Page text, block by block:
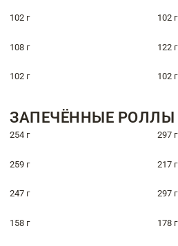
102 г 102 г
108 г 122 г
102 г 102 г
ЗАПЕЧЁННЫЕ РОЛЛЫ
254 г 297 г
259 г 217 г
247 г 297 г
158 г 178 г